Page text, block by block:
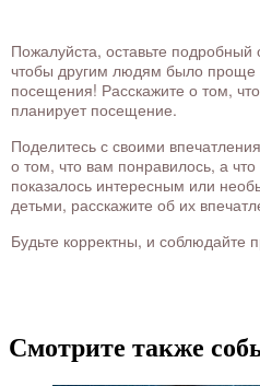
Пожалуйста, оставьте
чтобы другим людям было проще
посещения! Расскажите о том, что
планирует посещение.
Поделитесь с своими
о том, что вам понравилось, а
показалось интересным или
детьми, расскажите об их
Будьте корректны, и соблюдайте
Смотрите также